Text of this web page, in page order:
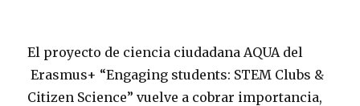
El proyecto de ciencia ciudadana AQUA del
Erasmus+ “Engaging students: STEM Clubs &
Citizen Science” vuelve a cobrar importancia,